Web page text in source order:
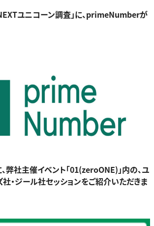
ユニコーン調査」に、primeNumberが
社主催イベント「01(zeroONE)」内の、ユ
・ジール社セッションをご紹介いただきま